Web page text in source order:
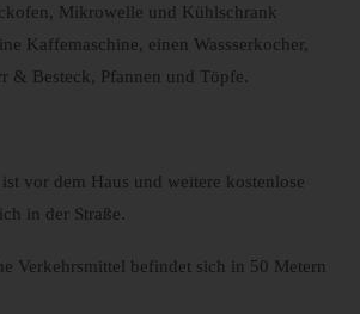
Mikrowelle und Kühlschrank
Kaffemaschine, einen Wassserkocher,
& Besteck, Pfannen und Töpfe.
vor dem Haus und weitere kostenlose
in der Straße.
Verkehrsmittel befindet sich in 50 Metern